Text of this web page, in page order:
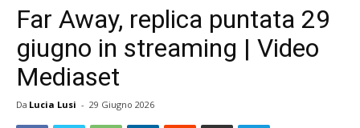
Far Away, replica puntata 29
giugno in streaming | Video
Mediaset
Da Lucia Lusi - 29 Giugno 2026